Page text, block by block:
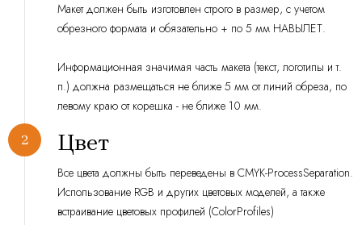
Макет должен быть изготовлен строго в размер, с учетом
обрезного формата и обязательно + по 5 мм НАВЫЛЕТ.
Информационная значимая часть макета (текст, логотипы и т.
п.) должна размещаться не ближе 5 мм от линий обреза, по
левому краю от корешка - не ближе 10 мм.
Цвет
Все цвета должны быть переведены в CMYK-ProcessSeparation.
Использование RGB и других цветовых моделей, а также
встраивание цветовых профилей (ColorProfiles)